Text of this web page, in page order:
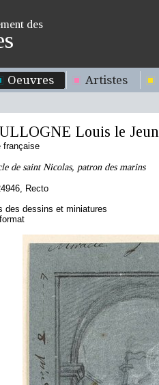
des
Oeuvres Artistes
Louis le
française
de saint Nicolas, patron des marins
Recto
des dessins et miniatures